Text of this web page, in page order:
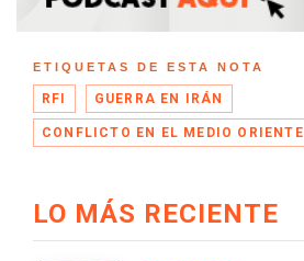
ETIQUETAS DE ESTA NOTA
RFI GUERRA EN IRÁN
CONFLICTO EN EL MEDIO ORIENTE
LO MÁS RECIENTE